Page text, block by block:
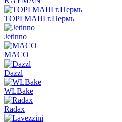
ТОРГМАШ г.Пермь
Jetinno
MACO
Dazzl
WLBake
Radax